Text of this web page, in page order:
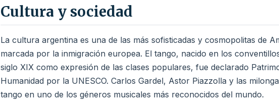
Cultura y sociedad
La cultura argentina es una de las más sofisticadas y cosmopolitas de
marcada por la inmigración europea. El tango, nacido en los
siglo XIX como expresión de las clases populares, fue declarado
Humanidad por la UNESCO. Carlos Gardel, Astor Piazzolla y las
tango en uno de los géneros musicales más reconocidos del mundo.